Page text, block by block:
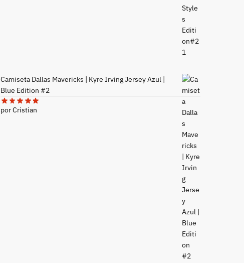
Camiseta Dallas Mavericks | Kyre Irving Jersey Azul |
Blue Edition #2
por Cristian